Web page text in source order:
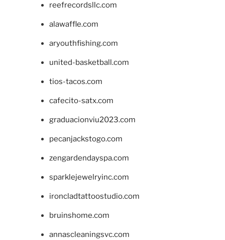
reefrecordsllc.com
alawaffle.com
aryouthfishing.com
united-basketball.com
tios-tacos.com
cafecito-satx.com
graduacionviu2023.com
pecanjackstogo.com
zengardendayspa.com
sparklejewelryinc.com
ironcladtattoostudio.com
bruinshome.com
annascleaningsvc.com